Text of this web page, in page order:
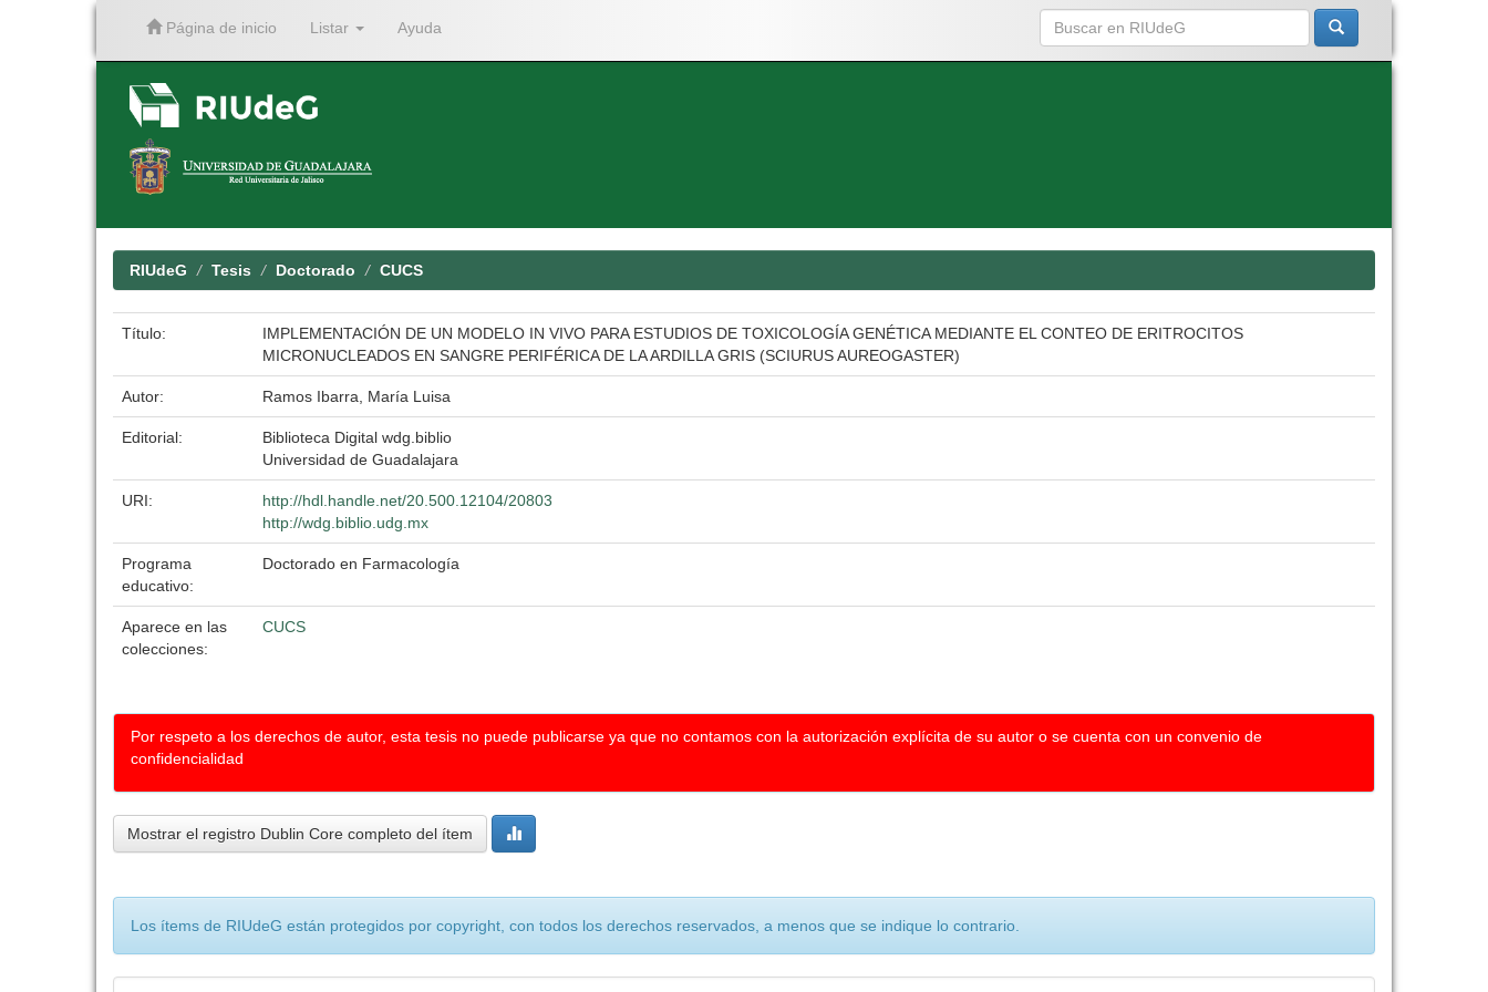
Página de inicio Listar Ayuda
RIUdeG Tesis Doctorado CUCS
Título:
IMPLEMENTACIÓN DE UN MODELO IN VIVO PARA ESTUDIOS DE TOXICOLOGÍA GENÉTICA MEDIANTE EL CONTEO DE ERITROCITOS
MICRONUCLEADOS EN SANGRE PERIFÉRICA DE LA ARDILLA GRIS (SCIURUS AUREOGASTER)
Autor: Ramos Ibarra, María Luisa
Editorial:
Biblioteca Digital wdg.biblio
Universidad de Guadalajara
URI:
http://hdl.handle.net/20.500.12104/20803
http://wdg.biblio.udg.mx
Programa
educativo:
Doctorado en Farmacología
Aparece en las
colecciones:
CUCS
Por respeto a los derechos de autor, esta tesis no puede publicarse ya que no contamos con la autorización explícita de su autor o se cuenta con un convenio de
confidencialidad
Mostrar el registro Dublin Core completo del ítem
Los ítems de RIUdeG están protegidos por copyright, con todos los derechos reservados, a menos que se indique lo contrario.